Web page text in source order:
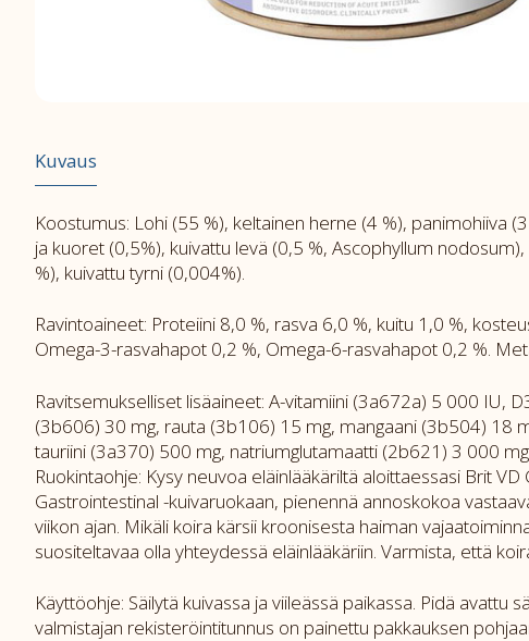
Kuvaus
Koostumus: Lohi (55 %), keltainen herne (4 %), panimohiiva
ja kuoret (0,5%), kuivattu levä (0,5 %, Ascophyllum
%), kuivattu tyrni (0,004%).
Ravintoaineet: Proteiini 8,0 %, rasva 6,0 %, kuitu 1,0 %,
Omega-3-rasvahapot 0,2 %, Omega-6-rasvahapot 0,2 %.
Ravitsemukselliset lisäaineet: A-vitamiini (3a672a) 5 000 IU,
(3b606) 30 mg, rauta (3b106) 15 mg, mangaani (3b504) 18
tauriini (3a370) 500 mg, natriumglutamaatti (2b621) 3 000
Ruokintaohje: Kysy neuvoa eläinlääkäriltä aloittaessasi Brit
Gastrointestinal -kuivaruokaan, pienennä annoskokoa
viikon ajan. Mikäli koira kärsii kroonisesta haiman
suositeltavaa olla yhteydessä eläinlääkäriin. Varmista, että
Käyttöohje: Säilytä kuivassa ja viileässä paikassa. Pidä
valmistajan rekisteröintitunnus on painettu pakkauksen